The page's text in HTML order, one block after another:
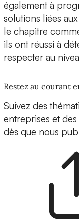
également à
solutions liées
le chapitre
ils ont réussi à
respecter au
Restez au courant
Suivez des
entreprises et
dès que nous